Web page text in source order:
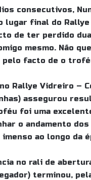
consecutivos,
lugar final do
de ter perdido
mesmo. Não
pelo facto de o
Rallye Vidreiro –
assegurou
foi uma
o andamento
ao longo da
no rali de
terminou,